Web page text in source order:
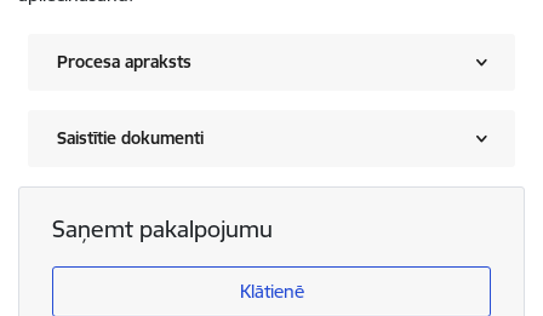
Procesa apraksts
Saistītie dokumenti
Saņemt pakalpojumu
Klātienē